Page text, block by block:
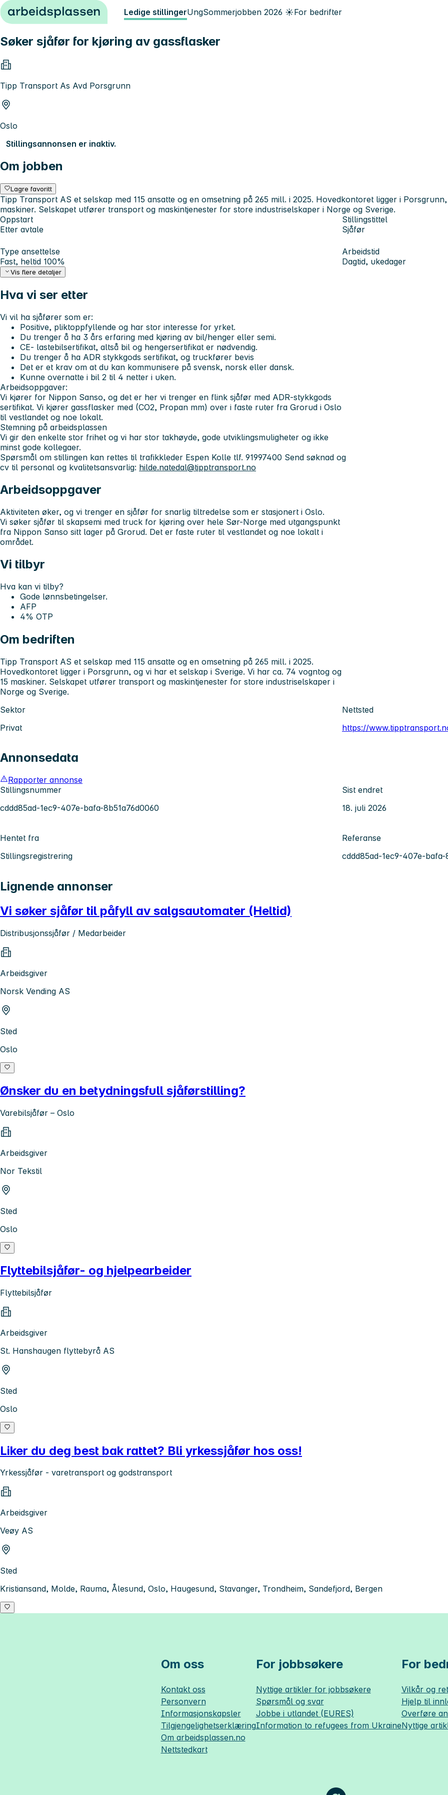
Hopp til innhold Ledige stillingerUngSommerjobben 2026 ☀️For bedrifter
Søker sjåfør for kjøring av gassflasker
Tipp Transport As Avd Porsgrunn
Oslo
Stillingsannonsen er inaktiv.
Om jobben
Lagre favoritt
Tipp Transport AS et selskap med 115 ansatte og en omsetning på 265 mill. i 2025. Hovedkontoret ligger i
maskiner. Selskapet utfører transport og maskintjenester for store industriselskaper i Norge og Sverige.
Oppstart
Etter avtale
Stillingstittel
Sjåfør
Type ansettelse
Fast, heltid 100%
Arbeidstid
Dagtid, ukedager
Vis flere detaljer
Hva vi ser etter
Vi vil ha sjåfører som er:
Positive, pliktoppfyllende og har stor interesse for yrket.
Du trenger å ha 3 års erfaring med kjøring av bil/henger eller semi.
CE- lastebilsertifikat, altså bil og hengersertifikat er nødvendig.
Du trenger å ha ADR stykkgods sertifikat, og truckfører bevis
Det er et krav om at du kan kommunisere på svensk, norsk eller dansk.
Kunne overnatte i bil 2 til 4 netter i uken.
Arbeidsoppgaver:
Vi kjører for Nippon Sanso, og det er her vi trenger en flink sjåfør med ADR-stykkgods
sertifikat. Vi kjører gassflasker med (CO2, Propan mm) over i faste ruter fra Grorud i Oslo
til vestlandet og noe lokalt.
Stemning på arbeidsplassen
Vi gir den enkelte stor frihet og vi har stor takhøyde, gode utviklingsmuligheter og ikke
minst gode kollegaer.
Spørsmål om stillingen kan rettes til trafikkleder Espen Kolle tlf. 91997400 Send søknad og
cv til personal og kvalitetsansvarlig: hilde.natedal@tipptransport.no
Arbeidsoppgaver
Aktiviteten øker, og vi trenger en sjåfør for snarlig tiltredelse som er stasjonert i Oslo.
Vi søker sjåfør til skapsemi med truck for kjøring over hele Sør-Norge med utgangspunkt
fra Nippon Sanso sitt lager på Grorud. Det er faste ruter til vestlandet og noe lokalt i
området.
Vi tilbyr
Hva kan vi tilby?
Gode lønnsbetingelser.
AFP
4% OTP
Om bedriften
Tipp Transport AS et selskap med 115 ansatte og en omsetning på 265 mill. i 2025.
Hovedkontoret ligger i Porsgrunn, og vi har et selskap i Sverige. Vi har ca. 74 vogntog og
15 maskiner. Selskapet utfører transport og maskintjenester for store industriselskaper i
Norge og Sverige.
Sektor
Privat
Nettsted
https://
Annonsedata
Rapporter annonse
Stillingsnummer
cddd85ad-1ec9-407e-bafa-8b51a76d0060
Sist endret
18. juli 2026
Hentet fra
Stillingsregistrering
Referanse
cddd85ad-1ec9-407e-bafa-
Lignende annonser
Vi søker sjåfør til påfyll av salgsautomater (Heltid)
Distribusjonssjåfør / Medarbeider
Arbeidsgiver
Norsk Vending AS
Sted
Oslo
Ønsker du en betydningsfull sjåførstilling?
Varebilsjåfør – Oslo
Arbeidsgiver
Nor Tekstil
Sted
Oslo
Flyttebilsjåfør- og hjelpearbeider
Flyttebilsjåfør
Arbeidsgiver
St. Hanshaugen flyttebyrå AS
Sted
Oslo
Liker du deg best bak rattet? Bli yrkessjåfør hos oss!
Yrkessjåfør - varetransport og godstransport
Arbeidsgiver
Veøy AS
Sted
Kristiansand, Molde, Rauma, Ålesund, Oslo, Haugesund, Stavanger, Trondheim, Sandefjord, Bergen
Om oss
Kontakt oss
Personvern
Informasjonskapsler
Tilgjengelighetserklæring
Om arbeidsplassen.no
Nettstedkart
For jobbsøkere
Nyttige artikler for jobbsøkere
Spørsmål og svar
Jobbe i utlandet (EURES)
Information to refugees from Ukraine
For
Vilkår og
Hjelp til
Overføre
Nyttige